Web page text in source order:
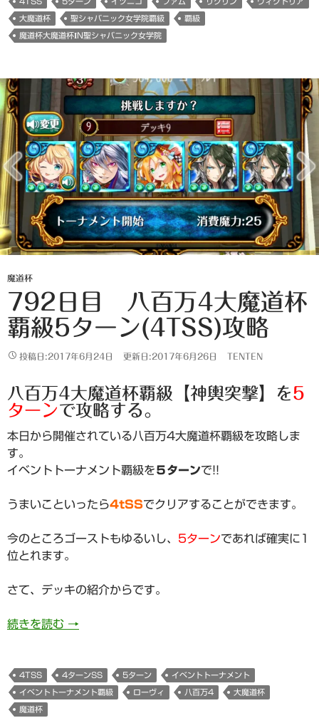
大魔道杯 聖シャバニック女学院覇級 覇級
魔道杯大魔道杯IN聖シャバニック女学院
魔道杯
792日目 八百万4大魔道杯
覇級5ターン(4TSS)攻略
投稿日:2017年6月24日 更新日:2017年6月26日 TENTEN
八百万4大魔道杯覇級【神輿突撃】を5
ターンで攻略する。
本日から開催されている八百万4大魔道杯覇級を攻略しま
す。
イベントトーナメント覇級を５ターンで!!
うまいこといったら4tSSでクリアすることができます。
今のところゴーストもゆるいし、 5ターンであれば確実に1
位とれます。
さて、デッキの紹介からです。
続きを読む 792日目 八百万4大魔道杯覇級5ターン
→
4TSS 4ターンSS 5ターン イベントトーナメント
イベントトーナメント覇級 ローヴィ 八百万4 大魔道杯
魔道杯